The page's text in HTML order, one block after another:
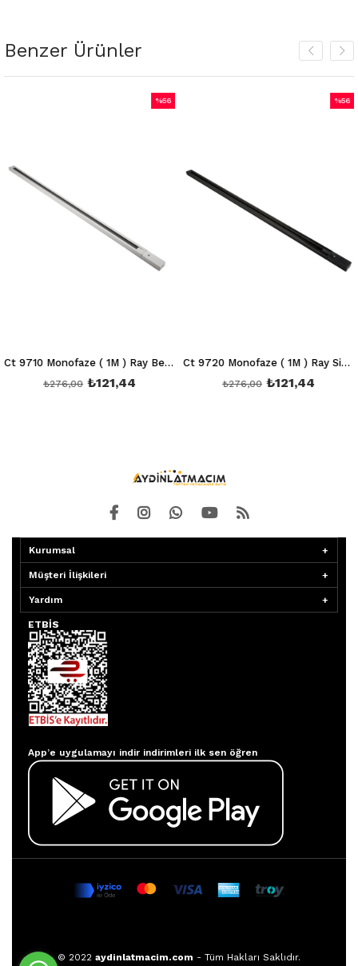
Benzer Ürünler
Ct 9710 Monofaze ( 1M ) Ray Beyaz (İthal)
₺121,44
₺276,00
Ct 9720 Monofaze ( 1M ) Ray Siyah (İthal)
₺121,44
₺276,00
Kurumsal
Müşteri İlişkileri
Yardım
ETBİS
App’e uygulamayı indir indirimleri ilk sen öğren
© 2022 aydinlatmacim.com - Tüm Hakları Saklıdır.